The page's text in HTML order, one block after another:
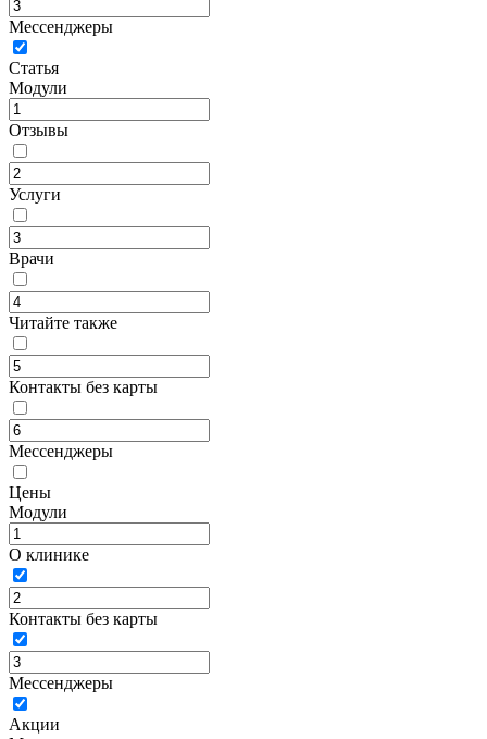
Мессенджеры
Статья
Модули
Отзывы
Услуги
Врачи
Читайте также
Контакты без карты
Мессенджеры
Цены
Модули
О клинике
Контакты без карты
Мессенджеры
Акции